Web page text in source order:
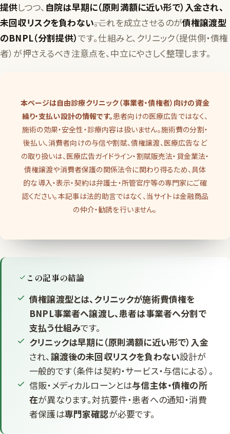
提供しつつ、 自院は早期に（原則満額に近い形で）入金され、
未回収リスクを負わない――。これを成立させるのが債権譲渡型
のBNPL（分割提供）です。仕組みと、クリニック（提供側・債権
者）が押さえるべき注意点を、中立にやさしく整理します。
本ページは自由診療クリニック（事業者・債権者）向けの資金
繰り・支払い設計の情報です。患者向けの医療広告ではなく、
施術の効果・安全性・診療内容は扱いません。施術費の分割・
後払い、消費者向けの与信や割賦、債権譲渡、医療広告など
の取り扱いは、医療広告ガイドライン・割賦販売法・貸金業法・
債権譲渡や消費者保護の関係法令に関わり得るため、具体
的な導入・表示・契約は弁護士・所管官庁等の専門家にご確
認ください。本記事は法的助言ではなく、当サイトは金融商品
の仲介・勧誘を行いません。
この記事の結論
債権譲渡型とは、クリニックが施術費債権を
BNPL事業者へ譲渡し、患者は事業者へ分割で
支払う仕組みです。
クリニックは早期に（原則満額に近い形で）入金
され、譲渡後の未回収リスクを負わない設計が
一般的です（条件は契約・サービス・与信による）。
信販・メディカルローンとは与信主体・債権の所
在が異なります。対抗要件・患者への通知・消費
者保護は専門家確認が必要です。